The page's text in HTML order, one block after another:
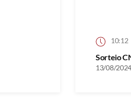
10:12
Sorteio
13/08/